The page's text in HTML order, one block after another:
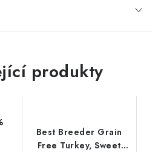
produkty
Best Breeder Grain
Free Turkey, Sweet